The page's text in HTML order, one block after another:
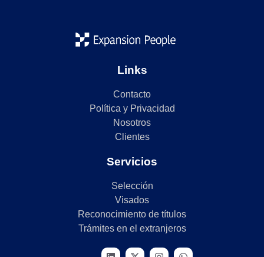
Links
Contacto
Política y Privacidad
Nosotros
Clientes
Servicios
Selección
Visados
Reconocimiento de títulos
Trámites en el extranjeros